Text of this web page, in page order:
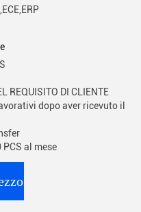
REQUISITO DI CLIENTE
dopo aver ricevuto il
al mese